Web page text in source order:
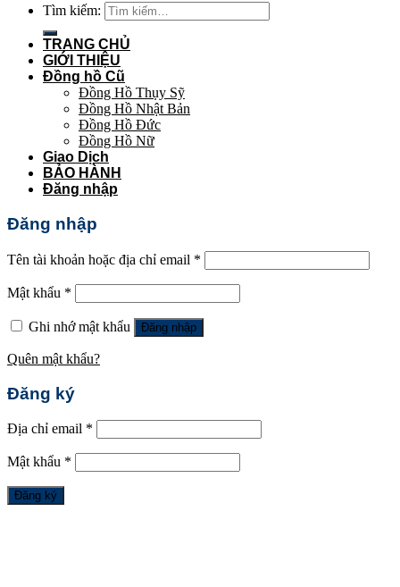
Tìm kiếm:
TRANG CHỦ
GIỚI THIỆU
Đồng hồ Cũ
Đồng Hồ Thụy Sỹ
Đồng Hồ Nhật Bản
Đồng Hồ Đức
Đồng Hồ Nữ
Giao Dịch
BẢO HÀNH
Đăng nhập
Đăng nhập
Tên tài khoản hoặc địa chỉ email *
Mật khẩu *
Ghi nhớ mật khẩu Đăng nhập
Quên mật khẩu?
Đăng ký
Địa chỉ email *
Mật khẩu *
Đăng ký